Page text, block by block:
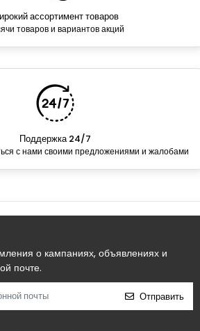
ассортимент товаров
товаров и вариантов акций
Поддержка 24/7
с нами своими предложениями и жалобами
о кампаниях, объявлениях и
почте.
Отправить